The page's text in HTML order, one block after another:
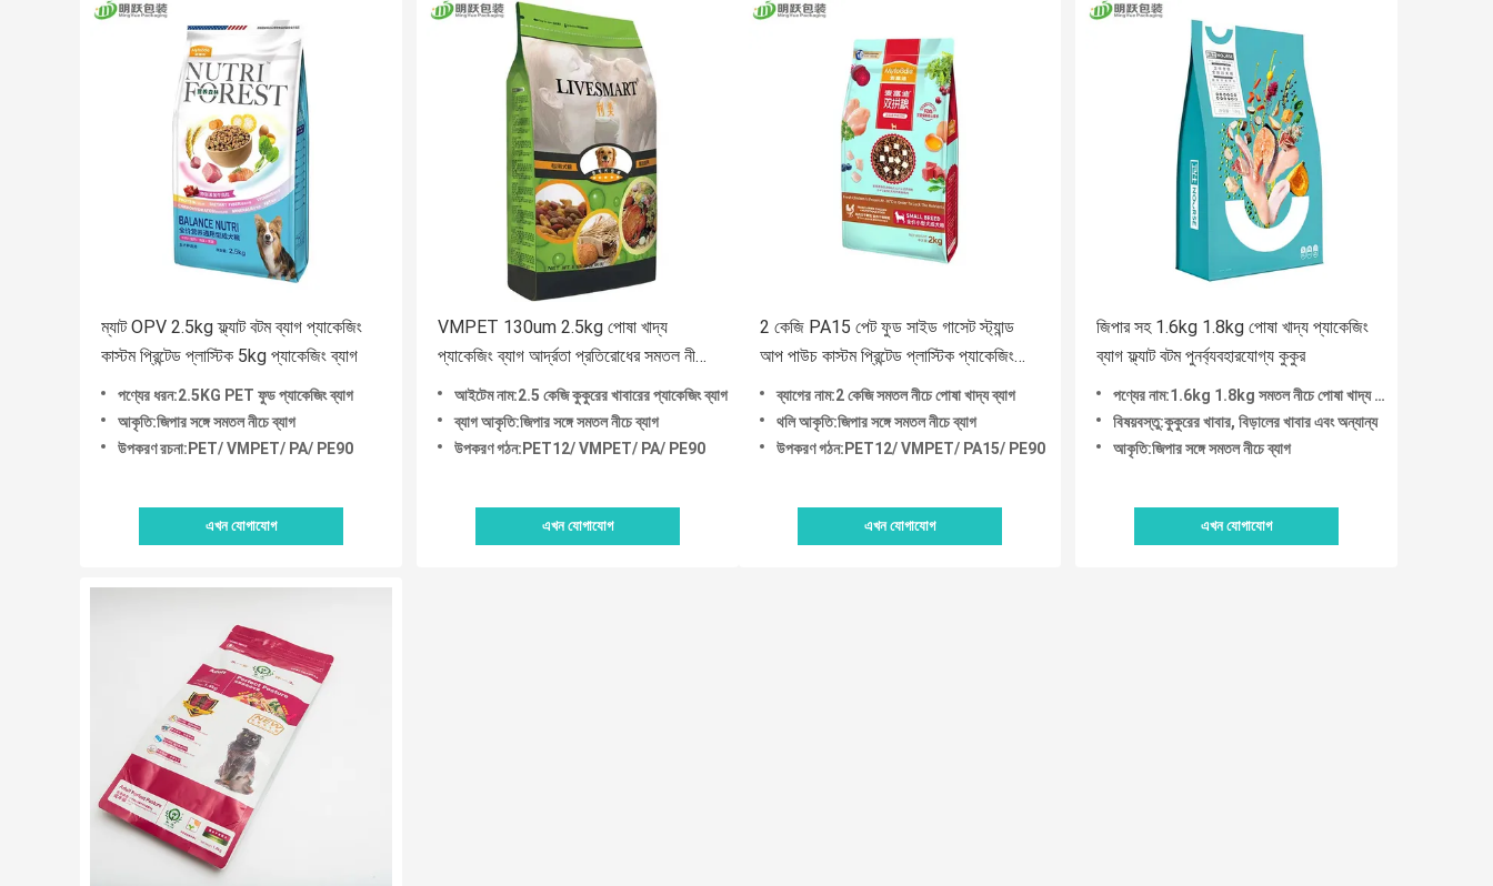
ম্যাট OPV 2.5kg ফ্ল্যাট বটম ব্যাগ প্যাকেজিং
কাস্টম প্রিন্টেড প্লাস্টিক 5kg প্যাকেজিং ব্যাগ
পণ্যের ধরন:2.5KG PET ফুড প্যাকেজিং ব্যাগ
আকৃতি:জিপার সঙ্গে সমতল নীচে ব্যাগ
উপকরণ রচনা:PET/ VMPET/ PA/ PE90
এখন যোগাযোগ
VMPET 130um 2.5kg পোষা খাদ্য
প্যাকেজিং ব্যাগ আর্দ্রতা প্রতিরোধের সমতল নীচে
জিপার পাউচ
আইটেম নাম:2.5 কেজি কুকুরের খাবারের প্যাকেজিং ব্যাগ
ব্যাগ আকৃতি:জিপার সঙ্গে সমতল নীচে ব্যাগ
উপকরণ গঠন:PET12/ VMPET/ PA/ PE90
এখন যোগাযোগ
2 কেজি PA15 পেট ফুড সাইড গাসেট স্ট্যান্ড
আপ পাউচ কাস্টম প্রিন্টেড প্লাস্টিক প্যাকেজিং
ব্যাগের নাম:2 কেজি সমতল নীচে পোষা খাদ্য ব্যাগ
থলি আকৃতি:জিপার সঙ্গে সমতল নীচে ব্যাগ
উপকরণ গঠন:PET12/ VMPET/ PA15/ PE90
এখন যোগাযোগ
জিপার সহ 1.6kg 1.8kg পোষা খাদ্য প্যাকেজিং
ব্যাগ ফ্ল্যাট বটম পুনর্ব্যবহারযোগ্য কুকুর
পণ্যের নাম:1.6kg 1.8kg সমতল নীচে পোষা খাদ্য ব্যাগ
বিষয়বস্তু:কুকুরের খাবার, বিড়ালের খাবার এবং অন্যান্য
আকৃতি:জিপার সঙ্গে সমতল নীচে ব্যাগ
এখন যোগাযোগ